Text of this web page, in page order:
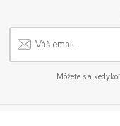
Môžete sa